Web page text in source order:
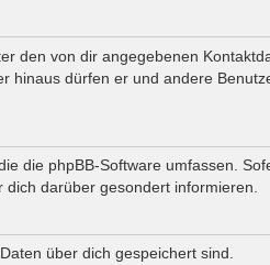
den von dir angegebenen
hinaus dürfen er und andere
die phpBB-Software umfassen.
darüber gesondert informieren.
über dich gespeichert sind.